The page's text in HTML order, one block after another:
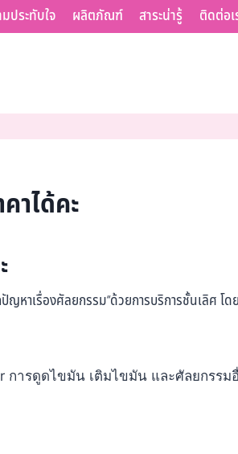
ประทับใจ ผลิตภัณฑ์ สาระน่ารู้ ติดต่อเ
าได้คะ
หาเรื่องศัลยกรรม“ด้วยการบริการชั้นเลิศ
ารดูดไขมัน เติมไขมัน และศัลยกรรม